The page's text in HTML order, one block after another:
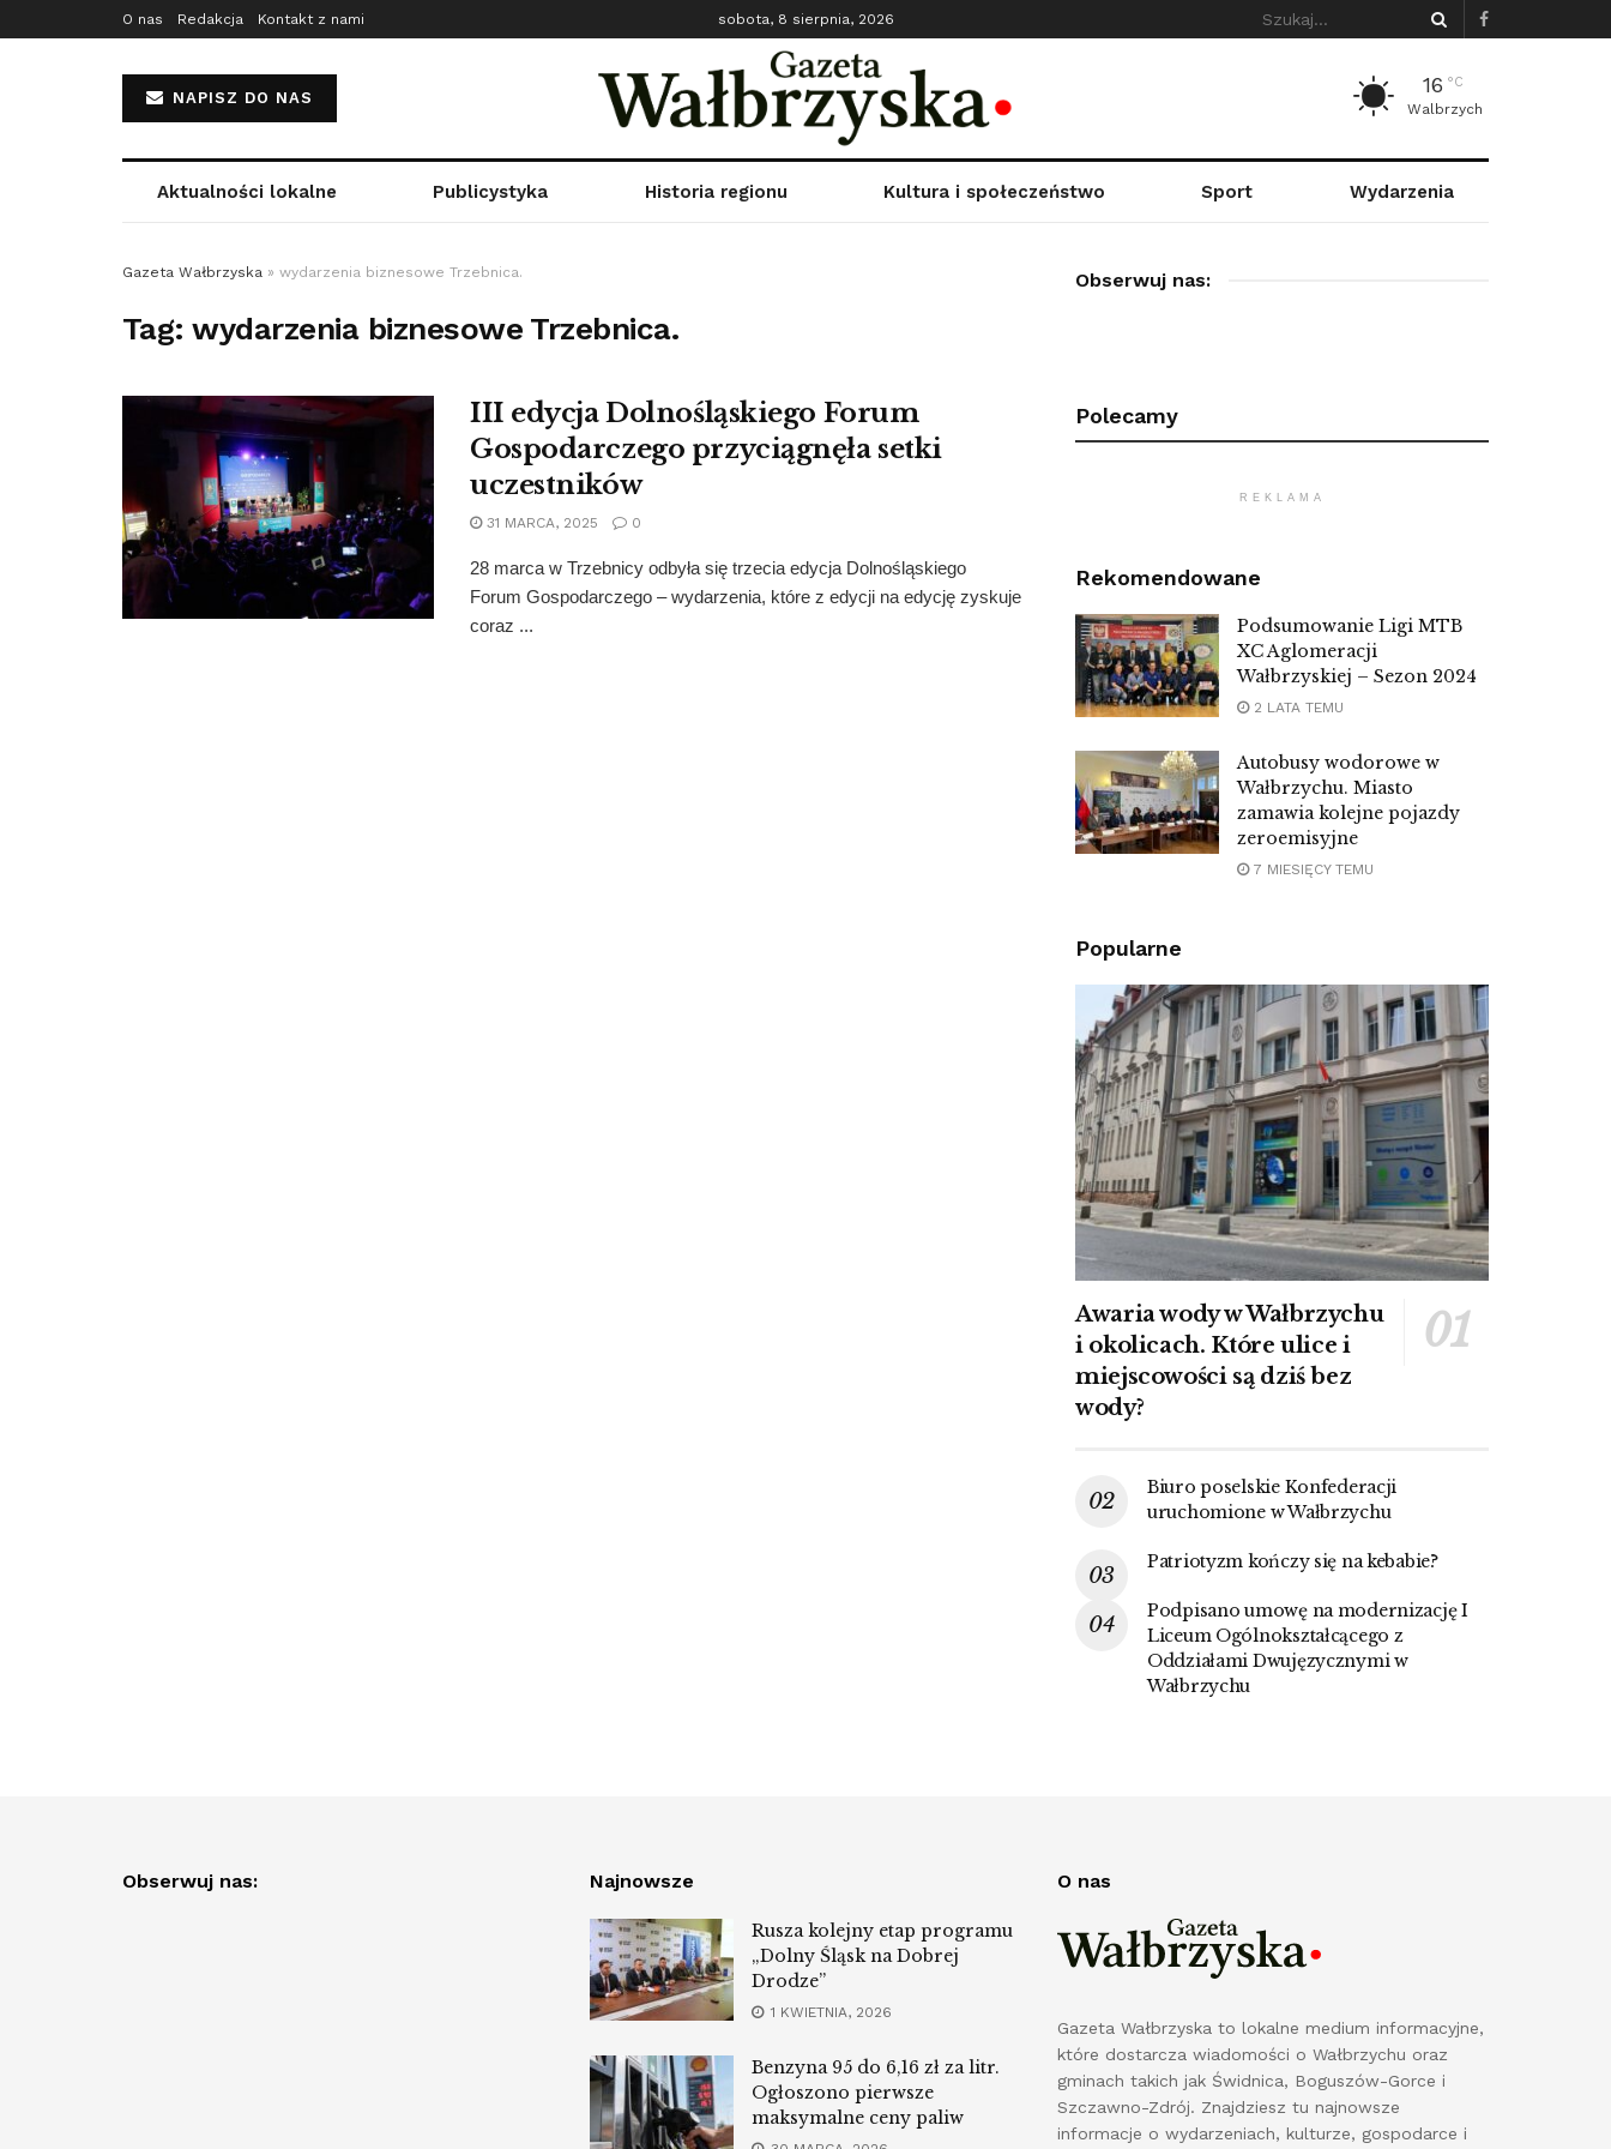
O nas Redakcja Kontakt z nami sobota, 8 sierpnia, 2026
NAPISZ DO NAS
16 °C
Walbrzych
Aktualności lokalne Publicystyka Historia regionu Kultura i społeczeństwo Sport Wydarzenia
Gazeta Wałbrzyska » wydarzenia biznesowe Trzebnica.
Tag:wydarzenia biznesowe Trzebnica.
III edycja Dolnośląskiego Forum
Gospodarczego przyciągnęła setki
uczestników
31 MARCA, 2025 0
28 marca w Trzebnicy odbyła się trzecia edycja Dolnośląskiego
Forum Gospodarczego – wydarzenia, które z edycji na edycję zyskuje
coraz ...
Obserwuj nas:
Polecamy
REKLAMA
Rekomendowane
Podsumowanie Ligi MTB
XC Aglomeracji
Wałbrzyskiej – Sezon 2024
2 LATA TEMU
Autobusy wodorowe w
Wałbrzychu. Miasto
zamawia kolejne pojazdy
zeroemisyjne
7 MIESIĘCY TEMU
Popularne
Awaria wody w Wałbrzychu
i okolicach. Które ulice i
miejscowości są dziś bez
wody?
Biuro poselskie Konfederacji
uruchomione w Wałbrzychu
Patriotyzm kończy się na kebabie?
Podpisano umowę na modernizację I
Liceum Ogólnokształcącego z
Oddziałami Dwujęzycznymi w
Wałbrzychu
Obserwuj nas: Najnowsze
Rusza kolejny etap programu
„Dolny Śląsk na Dobrej
Drodze”
1 KWIETNIA, 2026
Benzyna 95 do 6,16 zł za litr.
Ogłoszono pierwsze
maksymalne ceny paliw
O nas
Gazeta Wałbrzyska to lokalne medium informacyjne,
które dostarcza wiadomości o Wałbrzychu oraz
gminach takich jak Świdnica, Boguszów-Gorce i
Szczawno-Zdrój. Znajdziesz tu najnowsze
informacje o wydarzeniach, kulturze, gospodarce i